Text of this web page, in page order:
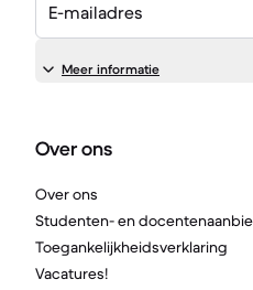
E-mailadres
Meer informatie
Over ons
Over ons
Studenten- en
Toegankelijkheidsverklaring
Vacatures!